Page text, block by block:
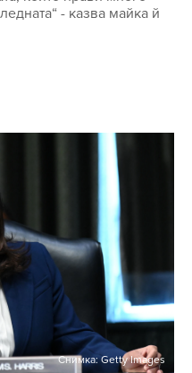
- казва майка й
Снимка: Getty Images